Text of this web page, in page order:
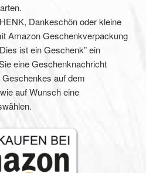
Dankeschön oder kleine
Amazon Geschenkverpackung
ist ein Geschenk” ein
eine Geschenknachricht
auf dem
auf Wunsch eine